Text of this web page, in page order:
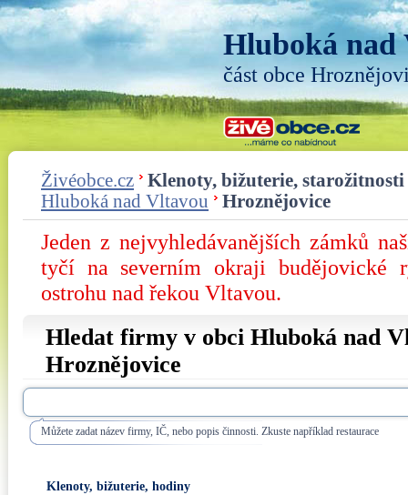
Hluboká nad
část obce
Živéobce.cz
Klenoty, bižuterie, starožitnosti
Hluboká nad Vltavou
Hroznějovice
Jeden z nejvyhledávanějších zámků
tyčí na severním okraji budějovické
ostrohu nad řekou Vltavou.
Hledat firmy v obci Hluboká nad
Hroznějovice
Můžete zadat název firmy, IČ, nebo popis činnosti. Zkuste například restaurace
Klenoty, bižuterie, hodiny